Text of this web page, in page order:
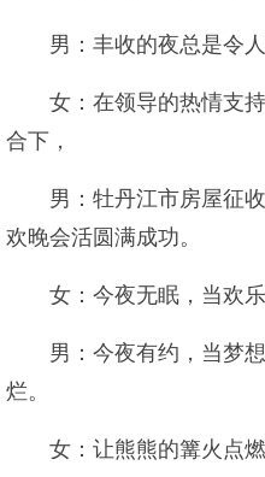
男：丰收的夜总是令人
女：在领导的热情支
合下，
男：牡丹江市房屋征
欢晚会活圆满成功。
女：今夜无眠，当欢
男：今夜有约，当梦
烂。
女：让熊熊的篝火点